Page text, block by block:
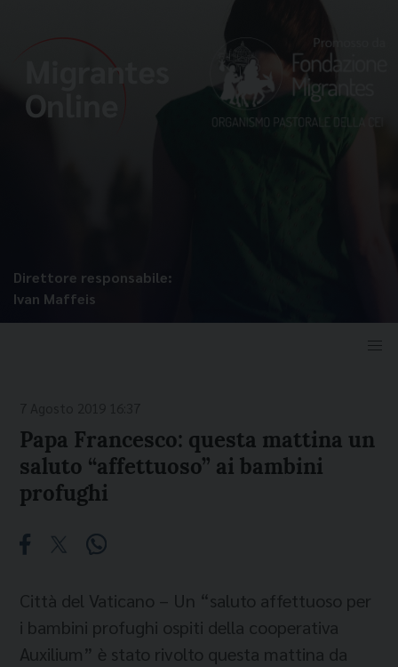
Direttore responsabile:
Ivan Maffeis
Papa Francesco: questa mattina un
saluto “affettuoso” ai bambini
profughi
Città del Vaticano – Un “saluto affettuoso per
i bambini profughi ospiti della cooperativa
Auxilium” è stato rivolto questa mattina da